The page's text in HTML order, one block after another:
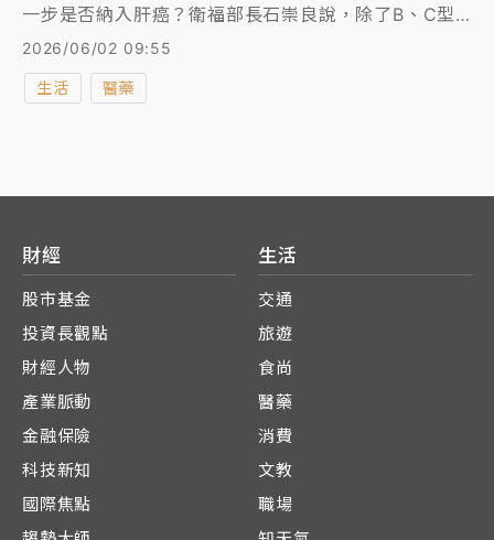
一步是否納入肝癌？衛福部長石崇良說，除了B、C型
肝炎等病毒性肝炎，代謝症候群和脂肪肝也有肝癌風
險，目前正由國民健康署研擬，由非病毒性肝炎引起的
早期肝癌偵測計畫。
2026/06/02 09:55
生活 醫藥
財經
股市基金
投資長觀點
財經人物
產業脈動
金融保險
科技新知
國際焦點
生活
交通
旅遊
食尚
醫藥
消費
文教
職場